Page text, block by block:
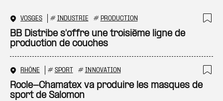
VOSGES # INDUSTRIE # PRODUCTION
BB Distribe s'offre une troisième ligne de
production de couches
RHÔNE # SPORT # INNOVATION
Rocle-Chamatex va produire les masques de
sport de Salomon